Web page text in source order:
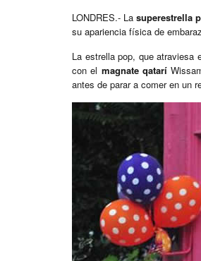
LONDRES.- La superestrella
su apariencia física de
La estrella pop, que atraviesa
con el magnate qatarí
antes de parar a comer en un